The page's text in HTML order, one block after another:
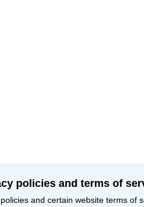
policies and terms of
and certain website terms of